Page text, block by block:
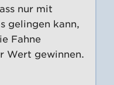
nur mit
gelingen kann,
Fahne
Wert gewinnen.